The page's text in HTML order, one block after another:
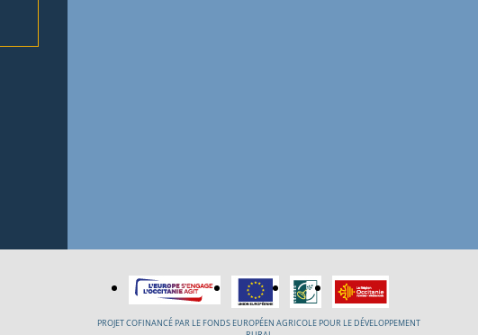
PROJET COFINANCÉ PAR LE FONDS EUROPÉEN AGRICOLE POUR LE DÉVELOPPEMENT